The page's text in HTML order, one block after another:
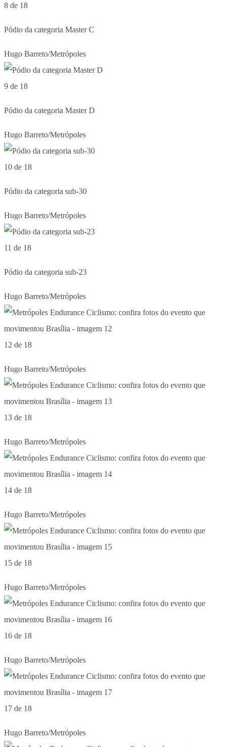
8 de 18
Pódio da categoria Master C
Hugo Barreto/Metrópoles
9 de 18
Pódio da categoria Master D
Hugo Barreto/Metrópoles
10 de 18
Pódio da categoria sub-30
Hugo Barreto/Metrópoles
11 de 18
Pódio da categoria sub-23
Hugo Barreto/Metrópoles
12 de 18
Hugo Barreto/Metrópoles
13 de 18
Hugo Barreto/Metrópoles
14 de 18
Hugo Barreto/Metrópoles
15 de 18
Hugo Barreto/Metrópoles
16 de 18
Hugo Barreto/Metrópoles
17 de 18
Hugo Barreto/Metrópoles